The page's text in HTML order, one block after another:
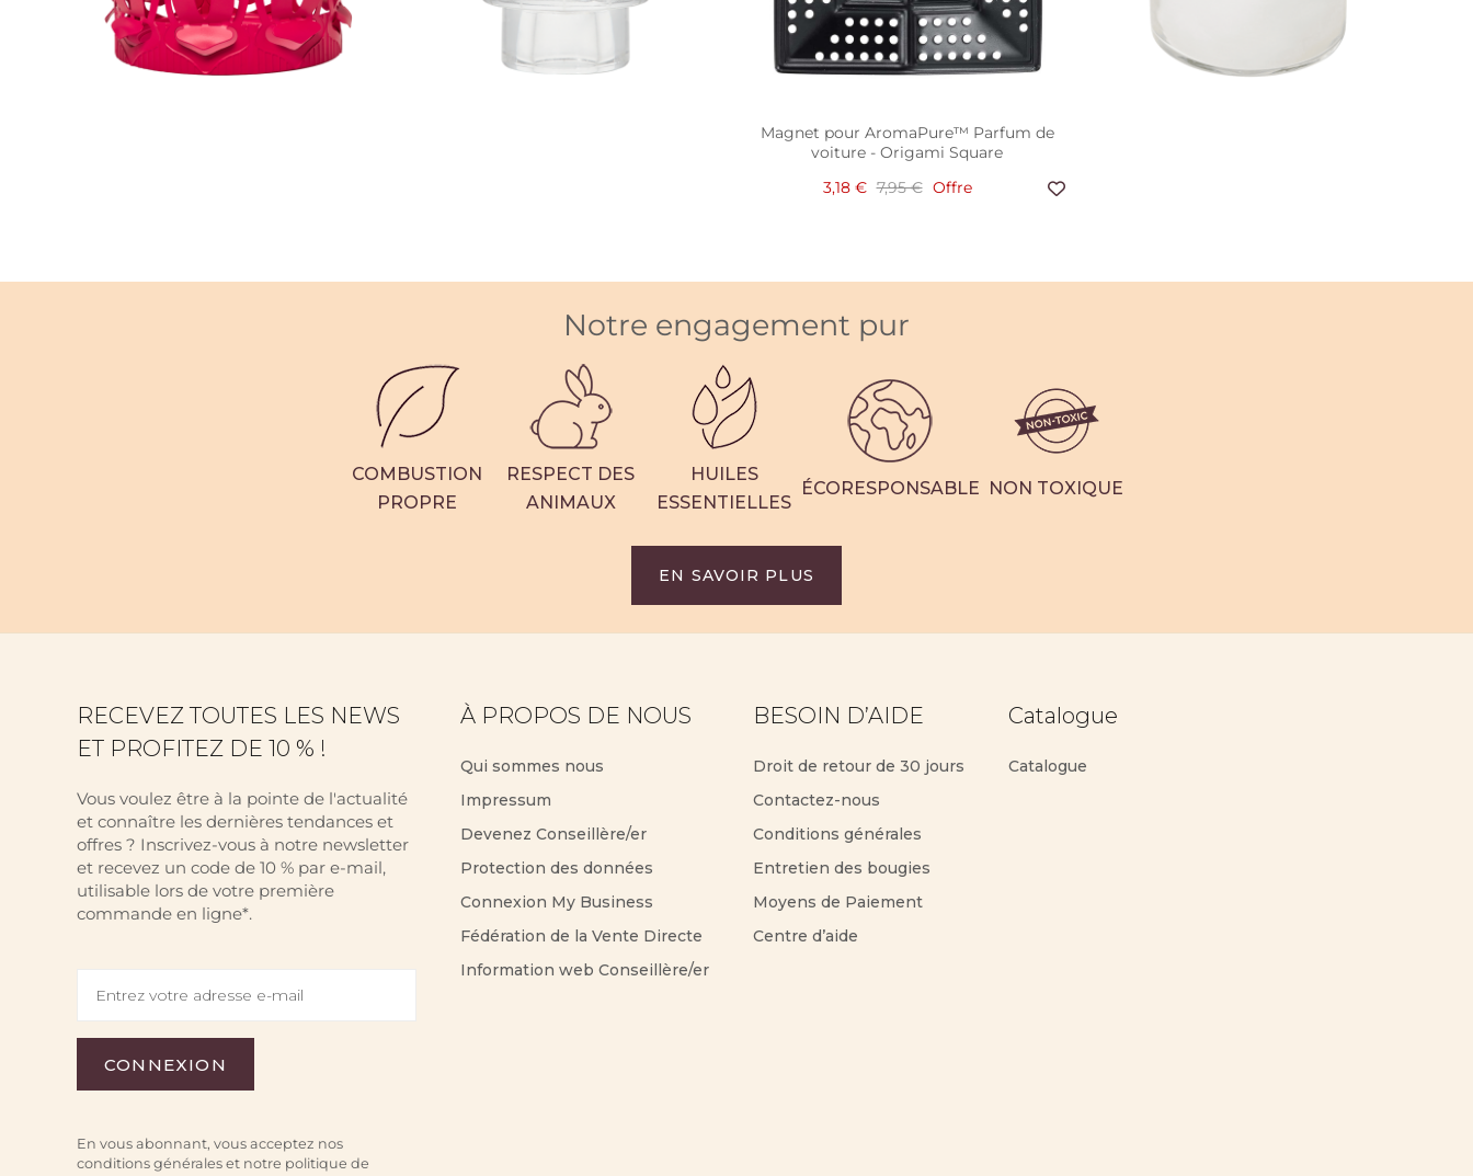
Porte-pot à bougie Lotus - Rose
Porte-bougie Simple Elegance
44,95 € Offre
Magnet pour AromaPure™ Parfum de
voiture - Origami Square
3,18 € 7,95 € Offre
Pot à bougie GloLite by PartyLite® Sun-
Notre engagement pur
COMBUSTION
PROPRE
RESPECT DES
ANIMAUX
HUILES
ESSENTIELLES
ÉCORESPONSABLE NON TOXIQUE
EN SAVOIR PLUS
RECEVEZ TOUTES LES NEWS
ET PROFITEZ DE 10 % !
Vous voulez être à la pointe de l'actualité
et connaître les dernières tendances et
offres ? Inscrivez-vous à notre newsletter
et recevez un code de 10 % par e-mail,
utilisable lors de votre première
commande en ligne*.
En vous abonnant, vous acceptez nos
conditions générales et notre politique de
À PROPOS DE NOUS
Qui sommes nous
Impressum
Devenez Conseillère/er
Protection des données
Connexion My Business
Fédération de la Vente Directe
Information web Conseillère/er
BESOIN D’AIDE
Droit de retour de 30 jours
Contactez-nous
Conditions générales
Entretien des bougies
Moyens de Paiement
Centre d’aide
Catalogue
Catalogue